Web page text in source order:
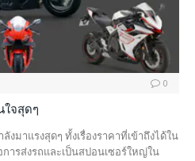
0
จสุดๆ
มาแรงสุดๆ ทั้งเรื่องราคาที่เข้าถึงได้ใน
การส่งรถและเป็นสปอนเซอร์ใหญ่ใน